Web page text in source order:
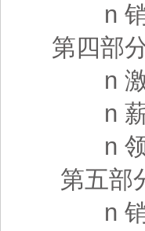
n
第四部
n
n
n
第五
n